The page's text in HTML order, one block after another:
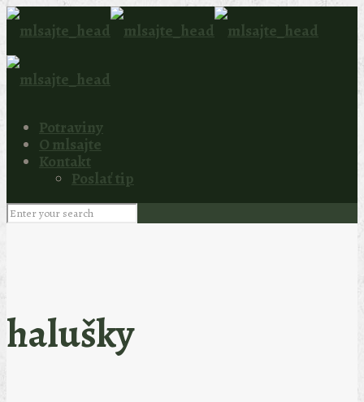
Potraviny
O mlsajte
Kontakt
Poslať tip
halušky